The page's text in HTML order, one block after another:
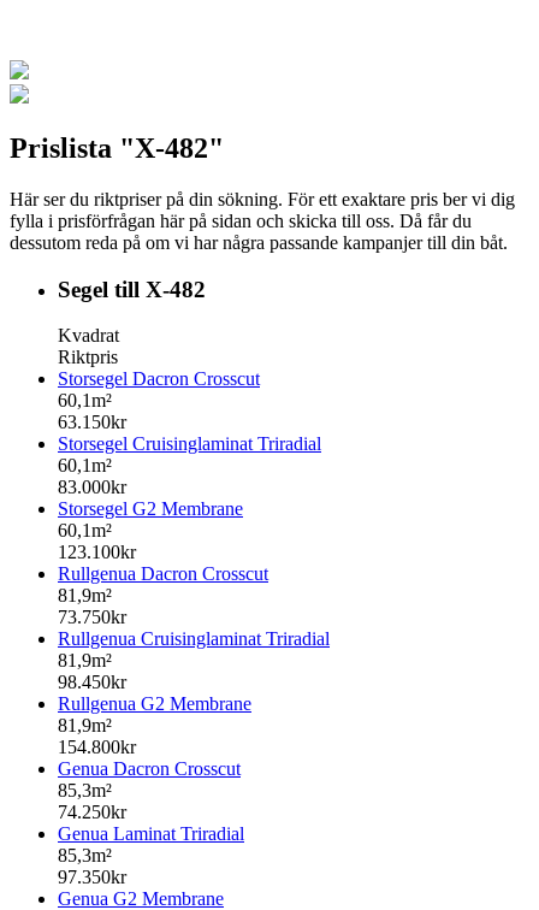
Prislista "X-482"
Här ser du riktpriser på din sökning. För ett exaktare pris ber vi dig
fylla i prisförfrågan här på sidan och skicka till oss. Då får du
dessutom reda på om vi har några passande kampanjer till din båt.
Segel till X-482
Kvadrat
Riktpris
Storsegel Dacron Crosscut
60,1m²
63.150kr
Storsegel Cruisinglaminat Triradial
60,1m²
83.000kr
Storsegel G2 Membrane
60,1m²
123.100kr
Rullgenua Dacron Crosscut
81,9m²
73.750kr
Rullgenua Cruisinglaminat Triradial
81,9m²
98.450kr
Rullgenua G2 Membrane
81,9m²
154.800kr
Genua Dacron Crosscut
85,3m²
74.250kr
Genua Laminat Triradial
85,3m²
97.350kr
Genua G2 Membrane